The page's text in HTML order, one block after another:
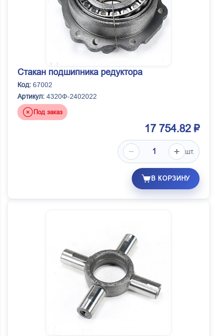
Стакан подшипника редуктора
Код: 67002
Артикул: 4320Ф-2402022
Под заказ
17 754.82 ₽
шт.
В КОРЗИНУ